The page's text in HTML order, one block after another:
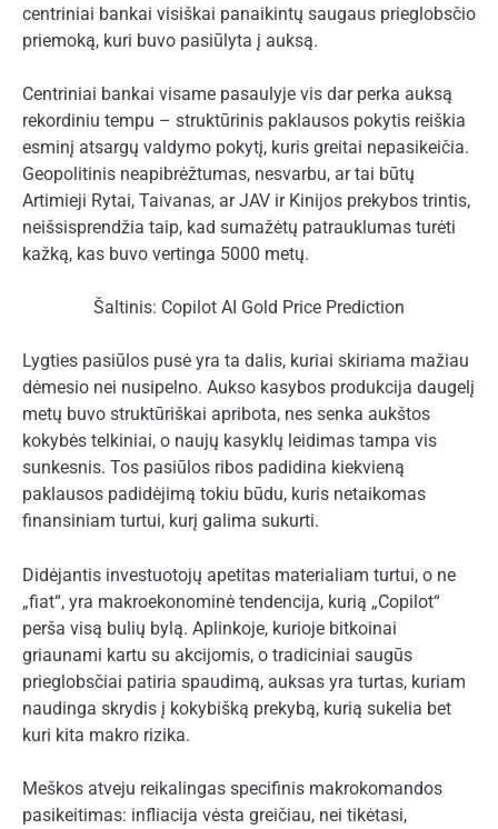
centriniai bankai visiškai panaikintų saugaus prieglobsčio
priemoką, kuri buvo pasiūlyta į auksą.
Centriniai bankai visame pasaulyje vis dar perka auksą
rekordiniu tempu – struktūrinis paklausos pokytis reiškia
esminį atsargų valdymo pokytį, kuris greitai nepasikeičia.
Geopolitinis neapibrėžtumas, nesvarbu, ar tai būtų
Artimieji Rytai, Taivanas, ar JAV ir Kinijos prekybos trintis,
neišsisprendžia taip, kad sumažėtų patrauklumas turėti
kažką, kas buvo vertinga 5000 metų.
Šaltinis: Copilot AI Gold Price Prediction
Lygties pasiūlos pusė yra ta dalis, kuriai skiriama mažiau
dėmesio nei nusipelno. Aukso kasybos produkcija daugelį
metų buvo struktūriškai apribota, nes senka aukštos
kokybės telkiniai, o naujų kasyklų leidimas tampa vis
sunkesnis. Tos pasiūlos ribos padidina kiekvieną
paklausos padidėjimą tokiu būdu, kuris netaikomas
finansiniam turtui, kurį galima sukurti.
Didėjantis investuotojų apetitas materialiam turtui, o ne
„fiat“, yra makroekonominė tendencija, kurią „Copilot“
perša visą bulių bylą. Aplinkoje, kurioje bitkoinai
griaunami kartu su akcijomis, o tradiciniai saugūs
prieglobsčiai patiria spaudimą, auksas yra turtas, kuriam
naudinga skrydis į kokybišką prekybą, kurią sukelia bet
kuri kita makro rizika.
Meškos atveju reikalingas specifinis makrokomandos
pasikeitimas: infliacija vėsta greičiau, nei tikėtasi,